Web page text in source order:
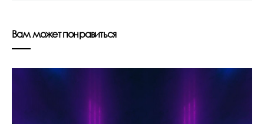
Вам может понравиться